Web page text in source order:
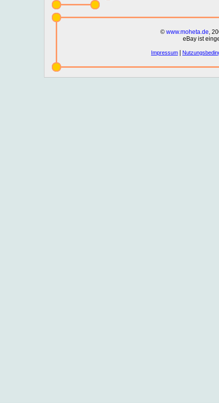
© www.moheta.de,
eBay ist
Impressum